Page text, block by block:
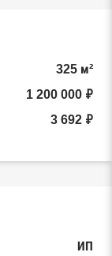
325 м²
1 200 000 ₽
3 692 ₽
ИП